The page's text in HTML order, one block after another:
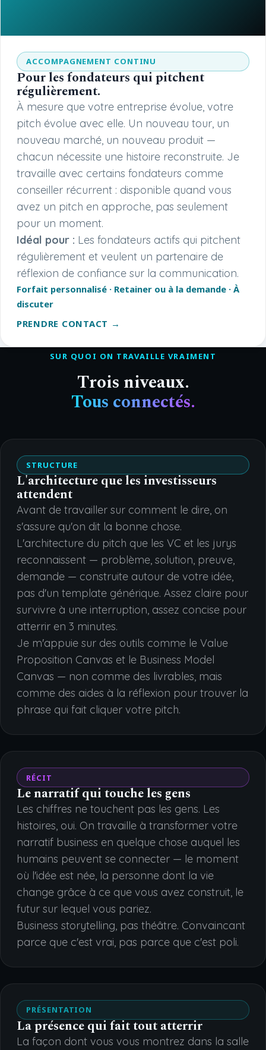
ACCOMPAGNEMENT CONTINU
Pour les fondateurs qui pitchent
régulièrement.
À mesure que votre entreprise évolue, votre
pitch évolue avec elle. Un nouveau tour, un
nouveau marché, un nouveau produit —
chacun nécessite une histoire reconstruite. Je
travaille avec certains fondateurs comme
conseiller récurrent : disponible quand vous
avez un pitch en approche, pas seulement
pour un moment.
Idéal pour : Les fondateurs actifs qui pitchent
régulièrement et veulent un partenaire de
réflexion de confiance sur la communication.
Forfait personnalisé · Retainer ou à la demande · À
discuter
PRENDRE CONTACT →
SUR QUOI ON TRAVAILLE VRAIMENT
Trois niveaux.
Tous connectés.
STRUCTURE
L'architecture que les investisseurs
attendent
Avant de travailler sur comment le dire, on
s'assure qu'on dit la bonne chose.
L'architecture du pitch que les VC et les jurys
reconnaissent — problème, solution, preuve,
demande — construite autour de votre idée,
pas d'un template générique. Assez claire pour
survivre à une interruption, assez concise pour
atterrir en 3 minutes.
Je m'appuie sur des outils comme le Value
Proposition Canvas et le Business Model
Canvas — non comme des livrables, mais
comme des aides à la réflexion pour trouver la
phrase qui fait cliquer votre pitch.
RÉCIT
Le narratif qui touche les gens
Les chiffres ne touchent pas les gens. Les
histoires, oui. On travaille à transformer votre
narratif business en quelque chose auquel les
humains peuvent se connecter — le moment
où l'idée est née, la personne dont la vie
change grâce à ce que vous avez construit, le
futur sur lequel vous pariez.
Business storytelling, pas théâtre. Convaincant
parce que c'est vrai, pas parce que c'est poli.
PRÉSENTATION
La présence qui fait tout atterrir
La façon dont vous vous montrez dans la salle